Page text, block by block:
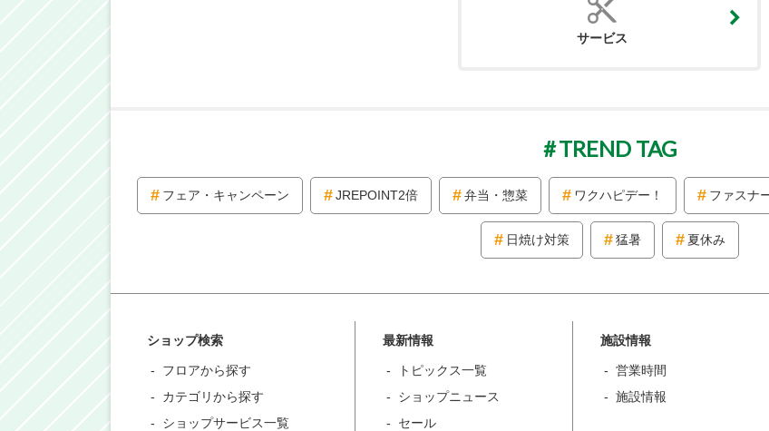
サービス
TREND TAG
フェア・キャンペーン JREPOINT2倍 弁当・惣菜 ワクハピデー！ ファスナ
日焼け対策 猛暑 夏休み
ショップ検索
フロアから探す
カテゴリから探す
ショップサービス一覧
最新情報
トピックス一覧
ショップニュース
セール
施設情報
営業時間
施設情報